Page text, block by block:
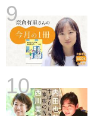
9
10